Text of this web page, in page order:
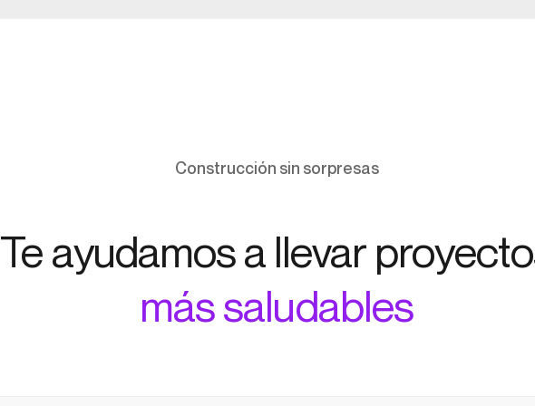
Construcción sin sorpresas
Te ayudamos a llevar
más saludables